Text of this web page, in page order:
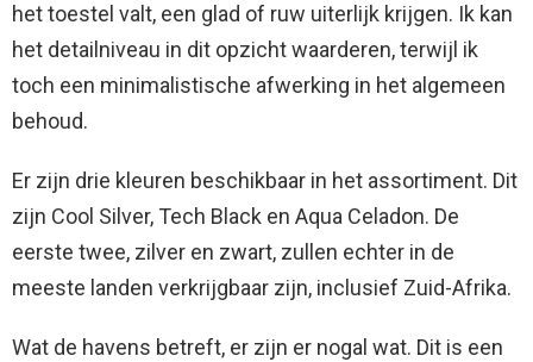
het toestel valt, een glad of ruw uiterlijk krijgen. Ik kan
het detailniveau in dit opzicht waarderen, terwijl ik
toch een minimalistische afwerking in het algemeen
behoud.
Er zijn drie kleuren beschikbaar in het assortiment. Dit
zijn Cool Silver, Tech Black en Aqua Celadon. De
eerste twee, zilver en zwart, zullen echter in de
meeste landen verkrijgbaar zijn, inclusief Zuid-Afrika.
Wat de havens betreft, er zijn er nogal wat. Dit is een